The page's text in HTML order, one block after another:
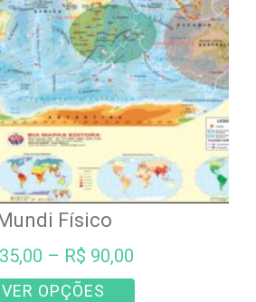
na
página
do
produto
Físico
35,00 – R$ 90,00
VER OPÇÕES